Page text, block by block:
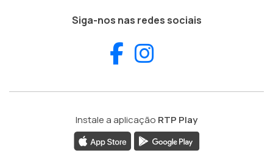
Siga-nos nas redes sociais
Facebook
Instale a aplicação RTP Play